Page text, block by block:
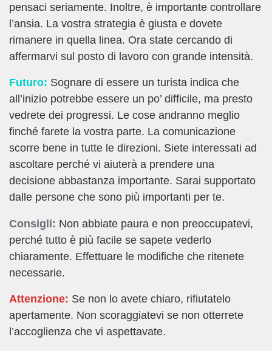
pensaci seriamente. Inoltre, è importante controllare
l’ansia. La vostra strategia è giusta e dovete
rimanere in quella linea. Ora state cercando di
affermarvi sul posto di lavoro con grande intensità.
Futuro: Sognare di essere un turista indica che
all’inizio potrebbe essere un po’ difficile, ma presto
vedrete dei progressi. Le cose andranno meglio
finché farete la vostra parte. La comunicazione
scorre bene in tutte le direzioni. Siete interessati ad
ascoltare perché vi aiuterà a prendere una
decisione abbastanza importante. Sarai supportato
dalle persone che sono più importanti per te.
Consigli: Non abbiate paura e non preoccupatevi,
perché tutto è più facile se sapete vederlo
chiaramente. Effettuare le modifiche che ritenete
necessarie.
Attenzione: Se non lo avete chiaro, rifiutatelo
apertamente. Non scoraggiatevi se non otterrete
l’accoglienza che vi aspettavate.